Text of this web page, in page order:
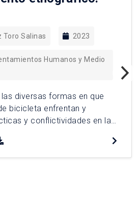
Salinas 2023
Humanos y Medio
diversas formas en que
bicicleta enfrentan y
y conflictividades en la
perspectiva de género cómo
relegado como la mujer,